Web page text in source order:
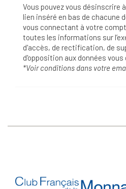
Vous pouvez vous désinscrire
lien inséré en bas de chacune
vous connectant à votre
toutes les informations sur
d'accès, de rectification, de
d'opposition aux données
*Voir conditions dans votre